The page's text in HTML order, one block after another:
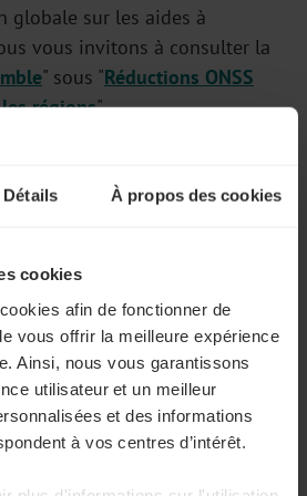
Détails À propos des cookies
cookies
afin de fonctionner de
vous offrir la meilleure expérience
Ainsi, nous vous garantissons
utilisateur et un meilleur
et des informations
à vos centres d’intérêt.
globale sur les aides à
vous invitons à consulter la
" sous "Réductions ONSS
régions".
sur Règles générales en
réductions ONSS
cible et régionalisation